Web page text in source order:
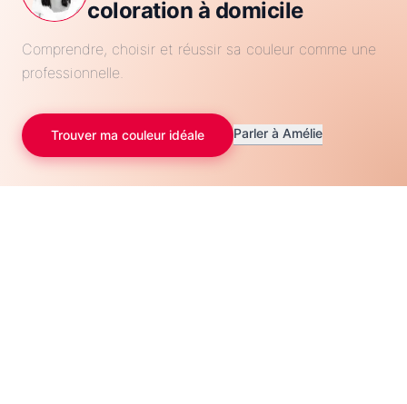
coloration à domicile
Comprendre, choisir et réussir sa couleur comme une
professionnelle.
Trouver ma couleur idéale Parler à Amélie